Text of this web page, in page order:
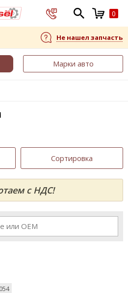
0
Не нашел запчасть
Марки авто
Сортировка
с НДС!